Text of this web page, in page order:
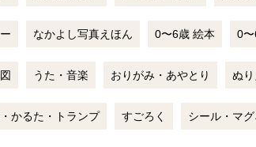
なかよし写真えほん 0〜6歳 絵本 0
うた・音楽 おりがみ・あやとり ぬり
かるた・トランプ すごろく シール・マグ